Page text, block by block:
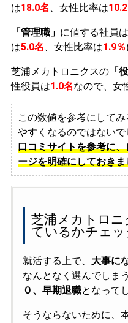
は18.0名 、女性比率は
「管理職」 に値する社員
は5.0名 、女性比率は1.9％
芝浦メカトロニクスの「
性役員は1.0名なので、女
この数値を参考にして
やすくなるのではないで
口コミサイトを参考に
ージを明確にしておき
芝浦メカトロ
ているかチェッ
就活する上で、 大事に
なんとなく選んでしま
０、早期退職となって
そうならないために、